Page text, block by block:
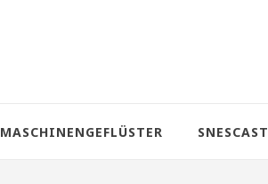
MASCHINENGEFLÜSTER SNESCAST